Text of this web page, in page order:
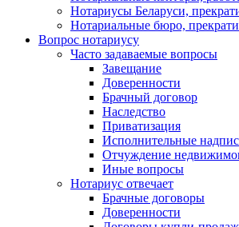
Нотариусы Беларуси,
Нотариальные бюро,
Вопрос нотариусу
Часто задаваемые вопросы
Завещание
Доверенности
Брачный договор
Наследство
Приватизация
Исполнительные
Отчуждение
Иные вопросы
Нотариус отвечает
Брачные договоры
Доверенности